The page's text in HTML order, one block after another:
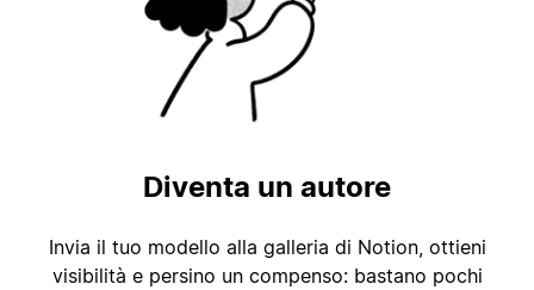
Diventa un autore
Invia il tuo modello alla galleria di Notion, ottieni
visibilità e persino un compenso: bastano pochi